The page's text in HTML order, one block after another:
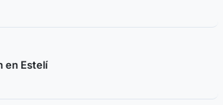
en Estelí